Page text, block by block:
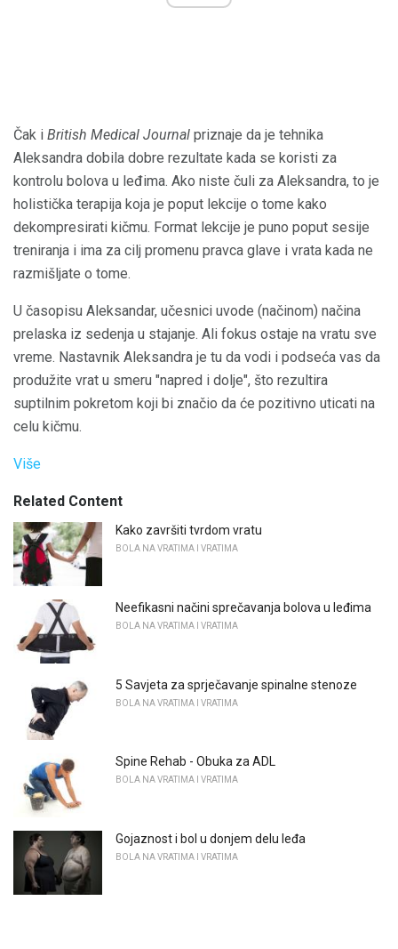
Čak i British Medical Journal priznaje da je tehnika
Aleksandra dobila dobre rezultate kada se koristi za
kontrolu bolova u leđima. Ako niste čuli za Aleksandra, to je
holistička terapija koja je poput lekcije o tome kako
dekompresirati kičmu. Format lekcije je puno poput sesije
treniranja i ima za cilj promenu pravca glave i vrata kada ne
razmišljate o tome.
U časopisu Aleksandar, učesnici uvode (načinom) načina
prelaska iz sedenja u stajanje. Ali fokus ostaje na vratu sve
vreme. Nastavnik Aleksandra je tu da vodi i podseća vas da
produžite vrat u smeru "napred i dolje", što rezultira
suptilnim pokretom koji bi značio da će pozitivno uticati na
celu kičmu.
Više
Related Content
Kako završiti tvrdom vratu
BOLA NA VRATIMA I VRATIMA
Neefikasni načini sprečavanja bolova u leđima
BOLA NA VRATIMA I VRATIMA
5 Savjeta za sprječavanje spinalne stenoze
BOLA NA VRATIMA I VRATIMA
Spine Rehab - Obuka za ADL
BOLA NA VRATIMA I VRATIMA
Gojaznost i bol u donjem delu leđa
BOLA NA VRATIMA I VRATIMA